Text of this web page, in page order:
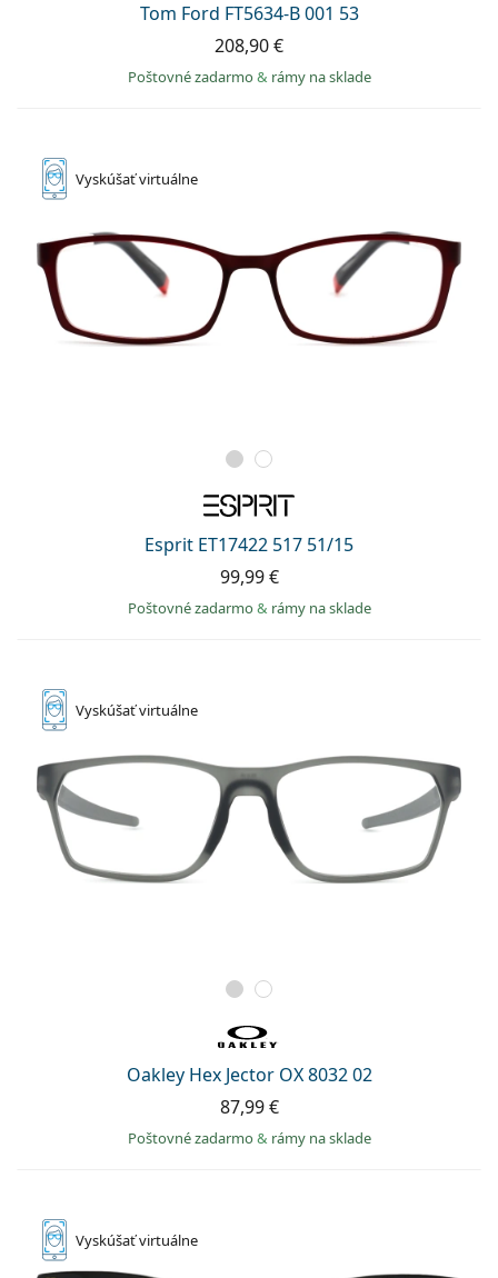
Tom Ford FT5634-B 001 53
208,90 €
Poštovné zadarmo& rámy na sklade
Vyskúšaťvirtuálne
Esprit ET17422 517 51/15
99,99 €
Poštovné zadarmo& rámy na sklade
Vyskúšaťvirtuálne
Oakley Hex Jector OX 8032 02
87,99 €
Poštovné zadarmo& rámy na sklade
Vyskúšaťvirtuálne